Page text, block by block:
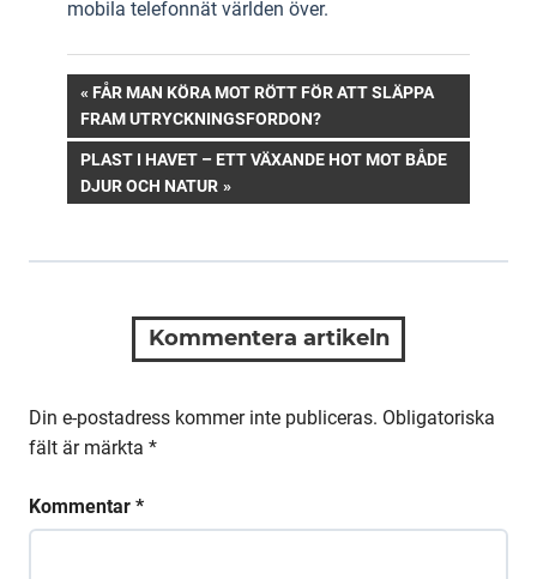
mobila telefonnät världen över.
Inläggsnavigering
PREVIOUS
POST:
FÅR MAN KÖRA MOT RÖTT FÖR ATT SLÄPPA
FRAM UTRYCKNINGSFORDON?
NEXT
POST:
PLAST I HAVET – ETT VÄXANDE HOT MOT BÅDE
DJUR OCH NATUR
Kommentera artikeln
Din e-postadress kommer inte publiceras. Obligatoriska
fält är märkta *
Kommentar *